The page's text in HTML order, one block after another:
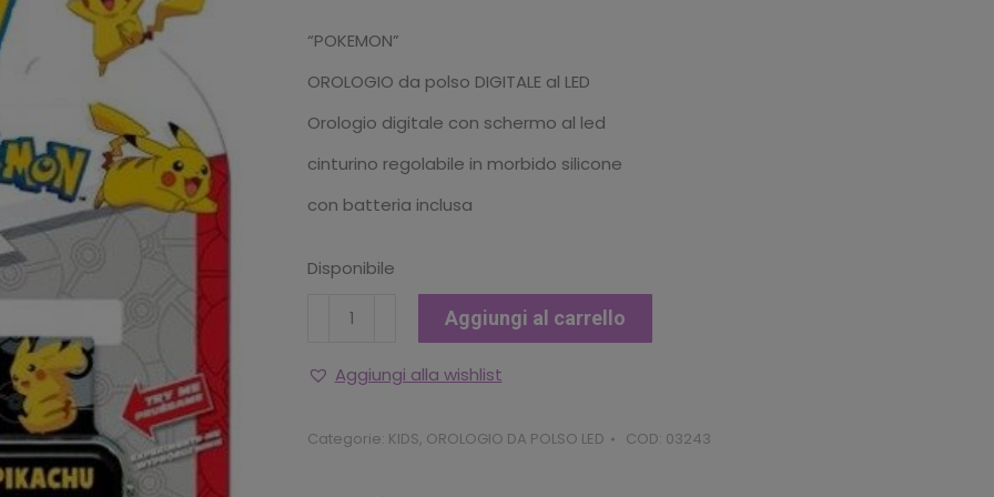
“POKEMON”
OROLOGIO da polso DIGITALE al LED
Orologio digitale con schermo al led
cinturino regolabile in morbido silicone
con batteria inclusa
Disponibile
POKEMON
Digitale
Aggiungi al carrello
Aggiungi alla wishlist
Categorie: KIDS, OROLOGIO DA POLSO LED COD: 03243